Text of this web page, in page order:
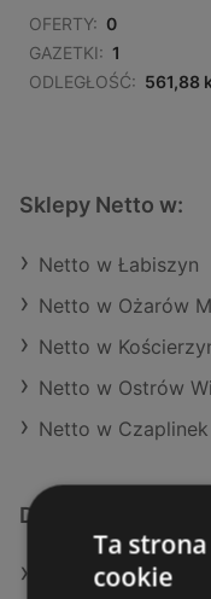
OFERTY: 0
GAZETKI: 1
ODLEGŁOŚĆ: 561,88
Sklepy Netto w:
Netto w Łabiszyn
Netto w Ożarów
Netto w
Netto w Ostrów
Netto w Czaplinek
Dodatkowe łącza
Oferty Netto
Ta
cookie